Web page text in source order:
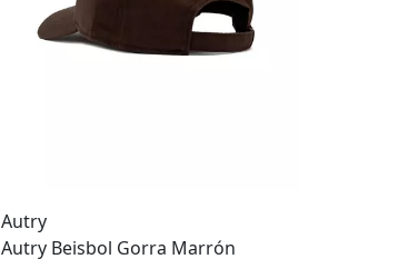
Autry
Autry Beisbol Gorra Marrón